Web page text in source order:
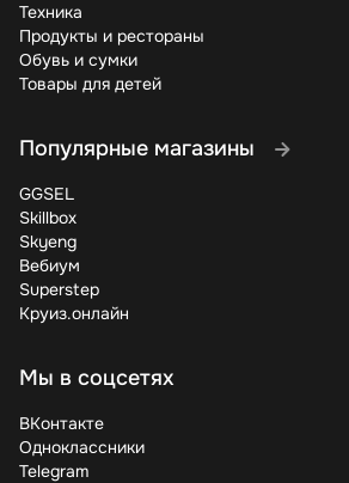
Техника
Продукты и рестораны
Обувь и сумки
Товары для детей
Популярные магазины
GGSEL
Skillbox
Skyeng
Вебиум
Superstep
Круиз.онлайн
Мы в соцсетях
ВКонтакте
Одноклассники
Telegram